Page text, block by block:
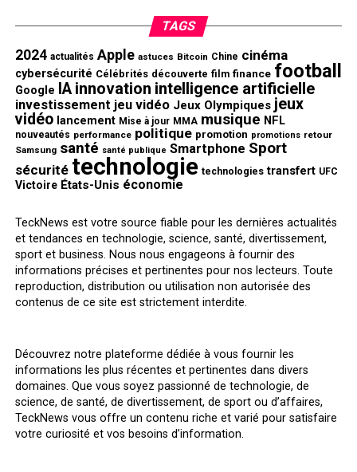
TAGS
2024 actualités Apple astuces Bitcoin Chine cinéma
cybersécurité Célébrités découverte film finance football
Google IA innovation intelligence artificielle
investissement jeu vidéo Jeux Olympiques jeux
vidéo lancement Mise à jour MMA musique NFL
nouveautés performance politique promotion promotions retour
Samsung santé santé publique Smartphone Sport
sécurité technologie technologies transfert UFC
Victoire États-Unis économie
TeckNews est votre source fiable pour les dernières actualités
et tendances en technologie, science, santé, divertissement,
sport et business. Nous nous engageons à fournir des
informations précises et pertinentes pour nos lecteurs. Toute
reproduction, distribution ou utilisation non autorisée des
contenus de ce site est strictement interdite.
Découvrez notre plateforme dédiée à vous fournir les
informations les plus récentes et pertinentes dans divers
domaines. Que vous soyez passionné de technologie, de
science, de santé, de divertissement, de sport ou d’affaires,
TeckNews vous offre un contenu riche et varié pour satisfaire
votre curiosité et vos besoins d’information.